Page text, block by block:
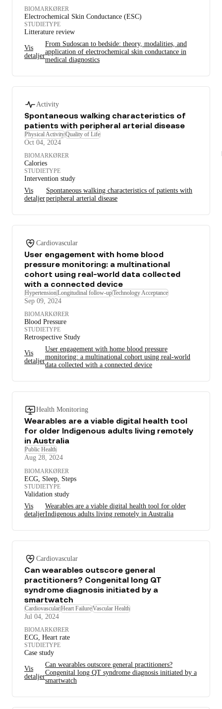
BIOMARKØRER
Electrochemical Skin Conductance (ESC)
STUDIETYPE
Litterature review
Vis
detaljer
From Sudoscan to bedside: theory, modalities, and
application of electrochemical skin conductance in
medical diagnostics
Activity
Spontaneous walking characteristics of
patients with peripheral arterial disease
Physical ActivityQuality of Life
Oct 04, 2024
BIOMARKØRER
Calories
STUDIETYPE
Intervention study
Vis
detaljer
Spontaneous walking characteristics of patients with
peripheral arterial disease
Cardiovascular
User engagement with home blood
pressure monitoring: a multinational
cohort using real-world data collected
with a connected device
HypertensionLongitudinal follow-upTechnology Acceptance
Sep 09, 2024
BIOMARKØRER
Blood Pressure
STUDIETYPE
Retrospective Study
Vis
detaljer
User engagement with home blood pressure
monitoring: a multinational cohort using real-world
data collected with a connected device
Health Monitoring
Wearables are a viable digital health tool
for older Indigenous adults living remotely
in Australia
Public Health
Aug 28, 2024
BIOMARKØRER
ECG, Sleep, Steps
STUDIETYPE
Validation study
Vis
detaljer
Wearables are a viable digital health tool for older
Indigenous adults living remotely in Australia
Cardiovascular
Can wearables outscore general
practitioners? Congenital long QT
syndrome diagnosis initiated by a
smartwatch
CardiovascularHeart FailureVascular Health
Jul 04, 2024
BIOMARKØRER
ECG, Heart rate
STUDIETYPE
Case study
Vis
detaljer
Can wearables outscore general practitioners?
Congenital long QT syndrome diagnosis initiated by a
smartwatch